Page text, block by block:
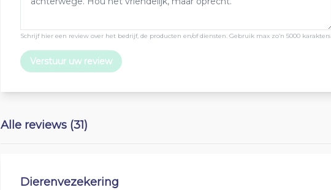
Schrijf hier een review over het bedrijf, de producten en/of diensten. Gebruik max zo’n 5000 karakters
Verstuur uw review
Alle reviews (31)
Dierenvezekering